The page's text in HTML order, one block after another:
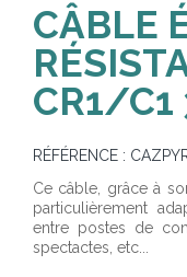
CÂBLE
CR1/C1
RÉFÉRENCE :
Ce câble, grâce à
particulièrement
entre postes de
spectactes, etc...